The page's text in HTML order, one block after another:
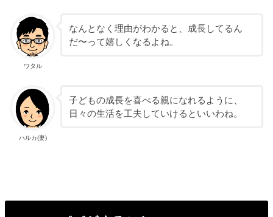
ワタル
なんとなく理由がわかると、成長してるん
だ〜って嬉しくなるよね。
ハルカ(妻)
子どもの成長を喜べる親になれるように、
日々の生活を工夫していけるといいわね。